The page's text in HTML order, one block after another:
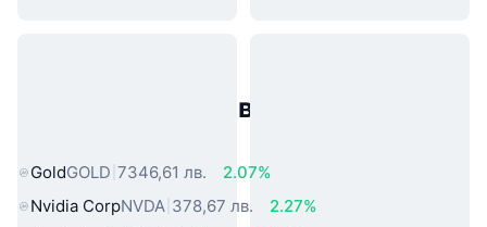
Популярни активи от реалния
GoldGOLD 7346,61 лв.
2.07%
Nvidia CorpNVDA 378,67 лв.
2.27%